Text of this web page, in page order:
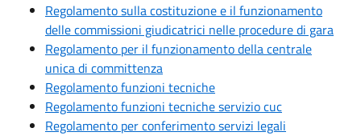
Regolamento sulla costituzione e il funzionamento
delle commissioni giudicatrici nelle procedure di gara
Regolamento per il funzionamento della centrale
unica di committenza
Regolamento funzioni tecniche
Regolamento funzioni tecniche servizio cuc
Regolamento per conferimento servizi legali